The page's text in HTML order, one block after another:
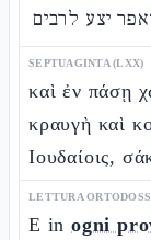
יצע לרבים
SEPTUAGINTA (LXX)
καὶ ἐν πάσῃ
κραυγὴ καὶ
Ιουδαίοις,
LETTURA
E in ogni